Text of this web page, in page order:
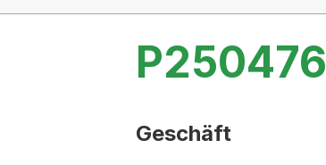
P250476
Geschäft